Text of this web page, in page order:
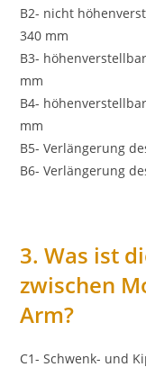
B2- nicht
340 mm
B3-
mm
B4-
mm
B5- Verlängerung
B6- Verlängerung
3. Was ist
zwischen
Arm?
C1- Schwenk- und